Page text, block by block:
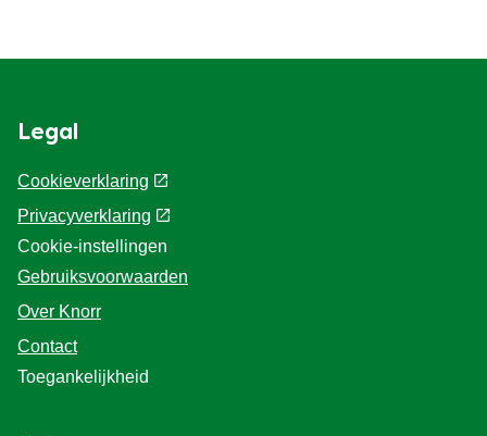
Legal
Cookieverklaring
Privacyverklaring
Cookie-instellingen
Gebruiksvoorwaarden
Over Knorr
Contact
Toegankelijkheid